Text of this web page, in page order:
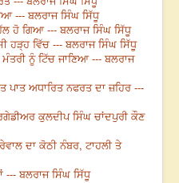
--- ਬਲਰਾਜ ਸਿੰਘ ਸਿੱਧੂ
ਹੋ ਗਿਆ --- ਬਲਰਾਜ ਸਿੰਘ ਸਿੱਧੂ
ਹੜ੍ਹ ਵਿੱਚ --- ਬਲਰਾਜ ਸਿੰਘ ਸਿੱਧੂ
ਨੂੰ ਟਿੱਚ ਜਾਣਿਆ --- ਬਲਰਾਜ
ਪਾਤ ਅਧਾਰਿਤ ਨਫਰਤ ਦਾ ਜ਼ਹਿਰ ---
ਕੁਲਦੀਪ ਸਿੰਘ ਚਾਂਦਪੁਰੀ ਕੌਣ
ਦਾ ਕੋਠੀ ਨੰਬਰ, ਟਾਹਲੀ ਤੇ
ਬਲਰਾਜ ਸਿੰਘ ਸਿੱਧੂ